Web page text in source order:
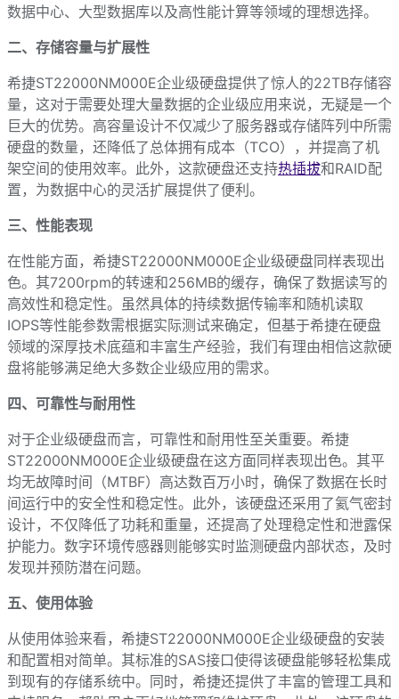
数据中心、大型数据库以及高性能计算等领域的理想选择。
二、存储容量与扩展性
希捷ST22000NM000E企业级硬盘提供了惊人的22TB存储容
量，这对于需要处理大量数据的企业级应用来说，无疑是一个
巨大的优势。高容量设计不仅减少了服务器或存储阵列中所需
硬盘的数量，还降低了总体拥有成本（TCO），并提高了机
架空间的使用效率。此外，这款硬盘还支持热插拔和RAID配
置，为数据中心的灵活扩展提供了便利。
三、性能表现
在性能方面，希捷ST22000NM000E企业级硬盘同样表现出
色。其7200rpm的转速和256MB的缓存，确保了数据读写的
高效性和稳定性。虽然具体的持续数据传输率和随机读取
IOPS等性能参数需根据实际测试来确定，但基于希捷在硬盘
领域的深厚技术底蕴和丰富生产经验，我们有理由相信这款硬
盘将能够满足绝大多数企业级应用的需求。
四、可靠性与耐用性
对于企业级硬盘而言，可靠性和耐用性至关重要。希捷
ST22000NM000E企业级硬盘在这方面同样表现出色。其平
均无故障时间（MTBF）高达数百万小时，确保了数据在长时
间运行中的安全性和稳定性。此外，该硬盘还采用了氦气密封
设计，不仅降低了功耗和重量，还提高了处理稳定性和泄露保
护能力。数字环境传感器则能够实时监测硬盘内部状态，及时
发现并预防潜在问题。
五、使用体验
从使用体验来看，希捷ST22000NM000E企业级硬盘的安装
和配置相对简单。其标准的SAS接口使得该硬盘能够轻松集成
到现有的存储系统中。同时，希捷还提供了丰富的管理工具和